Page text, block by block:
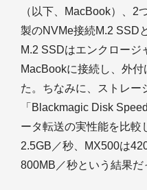
（以下、MacBook）、2
製のNVMe接続M.2 SSD
M.2 SSDはエンクロージ
MacBookに接続し、外
た。ちなみに、ストレー
「Blackmagic Disk
ータ転送の実性能を比較
2.5GB／秒、MX500は
800MB／秒という結果だ